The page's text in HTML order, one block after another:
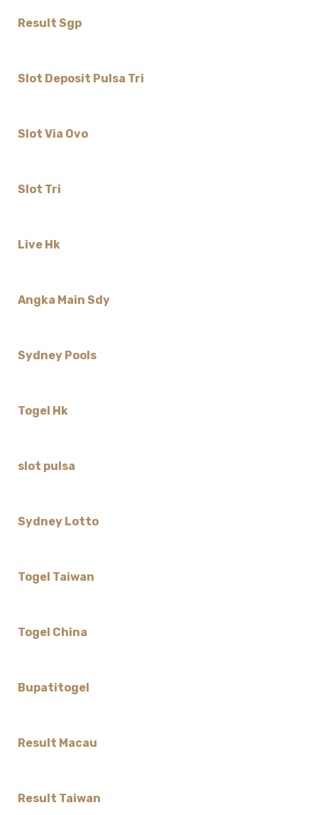
Result Sgp
Slot Deposit Pulsa Tri
Slot Via Ovo
Slot Tri
Live Hk
Angka Main Sdy
Sydney Pools
Togel Hk
slot pulsa
Sydney Lotto
Togel Taiwan
Togel China
Bupatitogel
Result Macau
Result Taiwan